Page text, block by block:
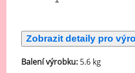
Balení výrobku: 5.6 kg